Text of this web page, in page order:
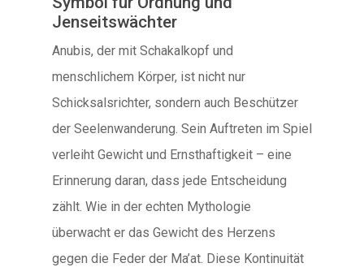
Jenseitswächter
Anubis, der mit Schakalkopf und
menschlichem Körper, ist nicht nur
Schicksalsrichter, sondern auch Beschützer
der Seelenwanderung. Sein Auftreten im Spiel
verleiht Gewicht und Ernsthaftigkeit – eine
Erinnerung daran, dass jede Entscheidung
zählt. Wie in der echten Mythologie
überwacht er das Gewicht des Herzens
gegen die Feder der Ma’at. Diese Kontinuität